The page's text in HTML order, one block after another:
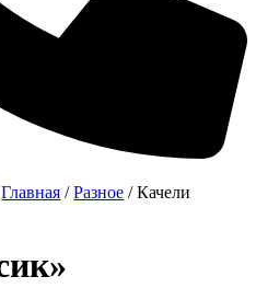
Главная /Разное / Качели